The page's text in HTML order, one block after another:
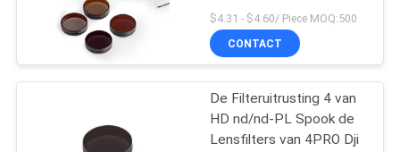
CITAAT
SITEMAP
$4.31 - $4.60/ Piece MOQ:500
CONTACT
De Filteruitrusting 4 van
HD nd/nd-PL Spook de
Lensfilters van 4PRO Dji